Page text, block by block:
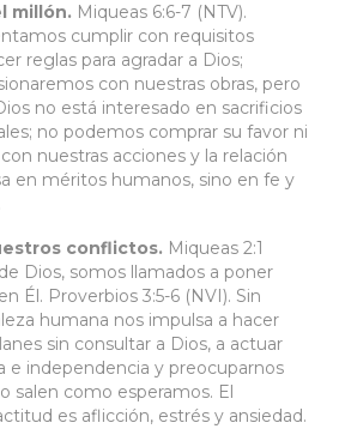
millón. Miqueas 6:6-7 (NTV).
cumplir con requisitos
reglas para agradar a Dios;
con nuestras obras, pero
no está interesado en sacrificios
no podemos comprar su favor ni
nuestras acciones y la relación
en méritos humanos, sino en fe y
conflictos. Miqueas 2:1
Dios, somos llamados a poner
Él. Proverbios 3:5-6 (NVI). Sin
humana nos impulsa a hacer
sin consultar a Dios, a actuar
e independencia y preocuparnos
salen como esperamos. El
es aflicción, estrés y ansiedad.